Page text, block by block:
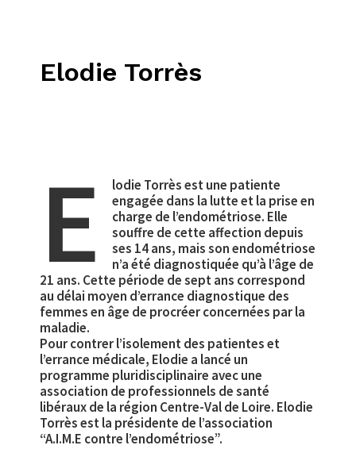
Elodie Torrès
E
lodie Torrès est une patiente
engagée dans la lutte et la prise en
charge de l’endométriose. Elle
souffre de cette affection depuis
ses 14 ans, mais son endométriose
n’a été diagnostiquée qu’à l’âge de
21 ans. Cette période de sept ans correspond
au délai moyen d’errance diagnostique des
femmes en âge de procréer concernées par la
maladie.
Pour contrer l’isolement des patientes et
l’errance médicale, Elodie a lancé un
programme pluridisciplinaire avec une
association de professionnels de santé
libéraux de la région Centre-Val de Loire. Elodie
Torrès est la présidente de l’association
“A.I.M.E contre l’endométriose”.